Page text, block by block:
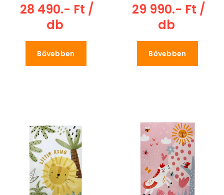
28 490.- Ft /
db
Bővebben
29 990.- Ft /
db
Bővebben